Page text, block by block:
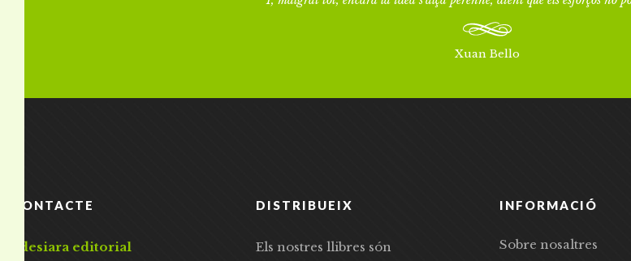
Xuan Bello
CONTACTE
adesiara editorial
DISTRIBUEIX
Els nostres llibres són
INFORMACIÓ
Sobre nosaltres